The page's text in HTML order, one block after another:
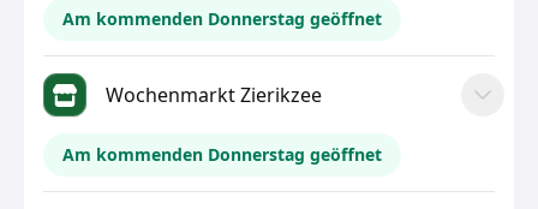
Am kommenden Donnerstag geöffnet
Wochenmarkt Zierikzee
Am kommenden Donnerstag geöffnet